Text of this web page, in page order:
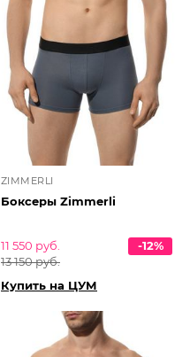
ZIMMERLI
Боксеры Zimmerli
11 550 руб.
13 150 руб.
-12%
Купить на ЦУМ